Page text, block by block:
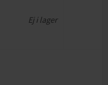
Ej i lager